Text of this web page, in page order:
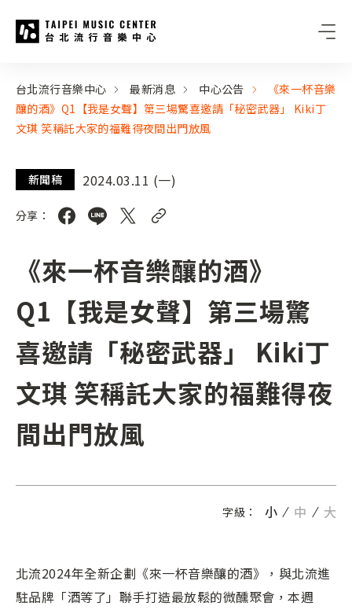
:::
台北流行音樂中心 最新消息 中心公告
《來一杯音樂
釀的酒》Q1【我是女聲】第三場驚喜邀請「秘密武器」 Kiki丁
文琪 笑稱託大家的福難得夜間出門放風
新聞稿 2024.03.11 (一)
分享：
《來一杯音樂釀的酒》
Q1【我是女聲】第三場驚
喜邀請「秘密武器」 Kiki丁
文琪 笑稱託大家的福難得夜
間出門放風
字級： 小 中 大
北流2024年全新企劃《來一杯音樂釀的酒》，與北流進
駐品牌「酒等了」聯手打造最放鬆的微醺聚會，本週